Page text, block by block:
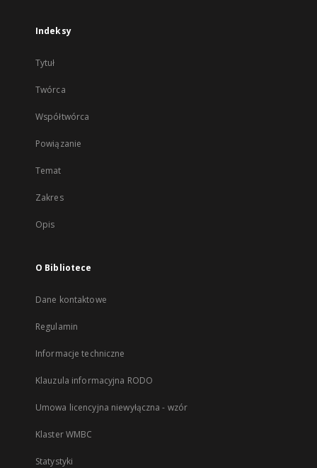
Indeksy
Tytuł
Twórca
Współtwórca
Powiązanie
Temat
Zakres
Opis
O Bibliotece
Dane kontaktowe
Regulamin
Informacje techniczne
Klauzula informacyjna RODO
Umowa licencyjna niewyłączna - wzór
Klaster WMBC
Statystyki